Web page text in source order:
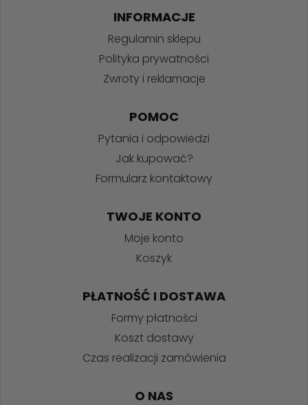
INFORMACJE
Regulamin sklepu
Polityka prywatności
Zwroty i reklamacje
POMOC
Pytania i odpowiedzi
Jak kupować?
Formularz kontaktowy
TWOJE KONTO
Moje konto
Koszyk
PŁATNOŚĆ I DOSTAWA
Formy płatności
Koszt dostawy
Czas realizacji zamówienia
O NAS